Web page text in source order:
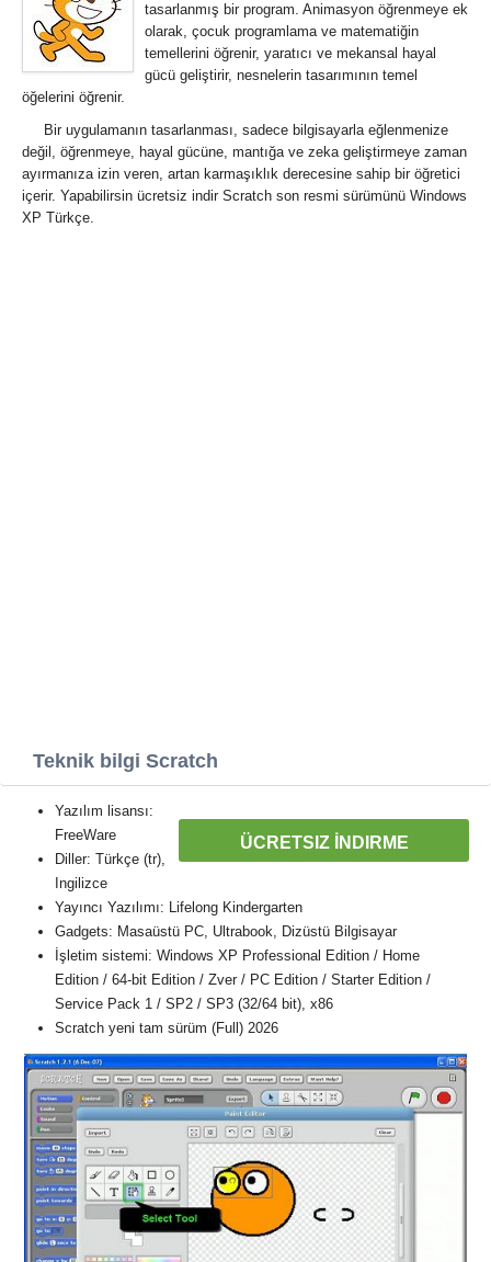
tasarlanmış bir program. Animasyon öğrenmeye ek
olarak, çocuk programlama ve matematiğin
temellerini öğrenir, yaratıcı ve mekansal hayal
gücü geliştirir, nesnelerin tasarımının temel
öğelerini öğrenir.
Bir uygulamanın tasarlanması, sadece bilgisayarla eğlenmenize
değil, öğrenmeye, hayal gücüne, mantığa ve zeka geliştirmeye zaman
ayırmanıza izin veren, artan karmaşıklık derecesine sahip bir öğretici
içerir. Yapabilirsin ücretsiz indir Scratch son resmi sürümünü Windows
XP Türkçe.
Teknik bilgi Scratch
ÜCRETSIZ İNDIRME
Yazılım lisansı:
FreeWare
Diller: Türkçe (tr),
Ingilizce
Yayıncı Yazılımı: Lifelong Kindergarten
Gadgets: Masaüstü PC, Ultrabook, Dizüstü Bilgisayar
İşletim sistemi: Windows XP Professional Edition / Home
Edition / 64-bit Edition / Zver / PC Edition / Starter Edition /
Service Pack 1 / SP2 / SP3 (32/64 bit), x86
Scratch yeni tam sürüm (Full) 2026